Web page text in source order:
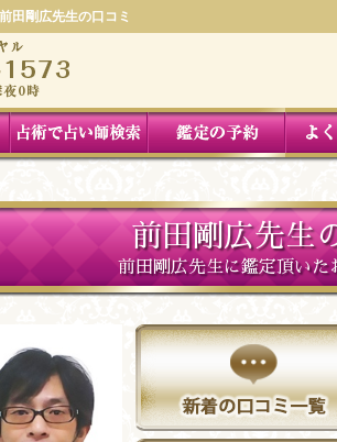
田剛広先生の口コミ
前田剛広先生
前田剛広先生に鑑定頂いた